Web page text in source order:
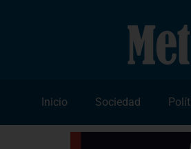
Inicio Sociedad